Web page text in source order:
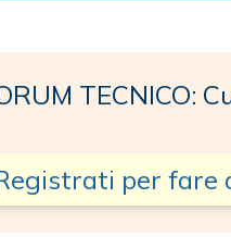
TECNICO:
per fare